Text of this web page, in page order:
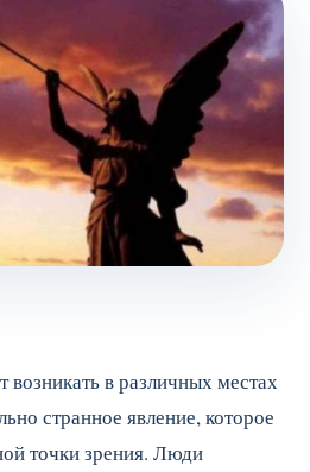
возникать в различных местах
странное явление, которое
точки зрения. Люди